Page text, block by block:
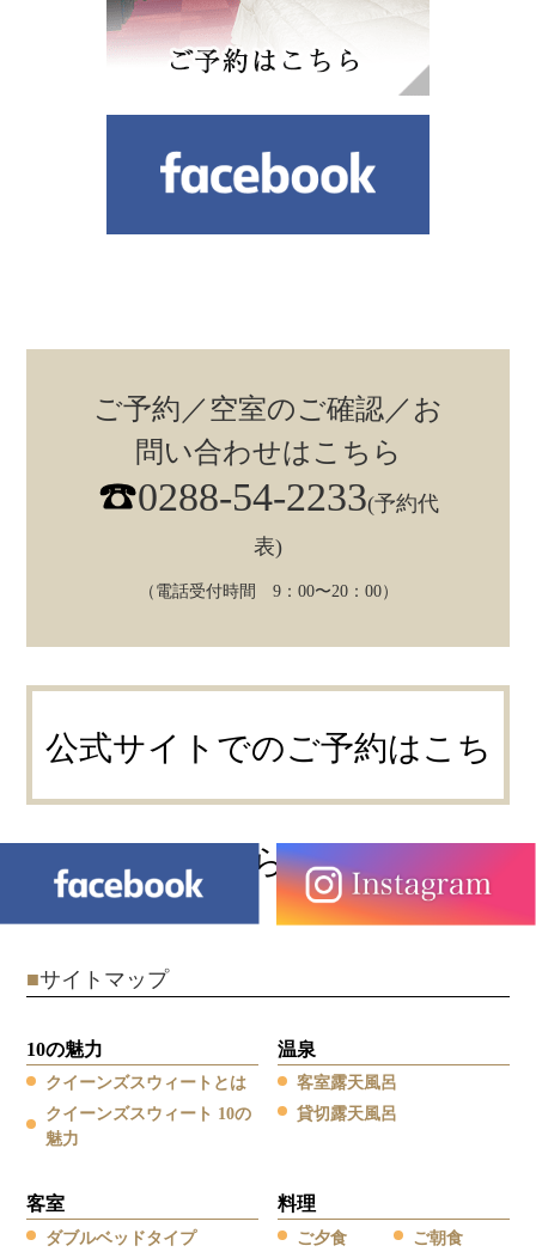
ご予約／空室のご確認／お
問い合わせはこちら
0288-54-2233(予約代
表)
（電話受付時間 9：00〜20：00）
公式サイトでのご予約はこち
ら
■サイトマップ
10の魅力
クイーンズスウィートとは
クイーンズスウィート 10の
魅力
温泉
客室露天風呂
貸切露天風呂
客室
ダブルベッドタイプ
料理
ご夕食
ご朝食